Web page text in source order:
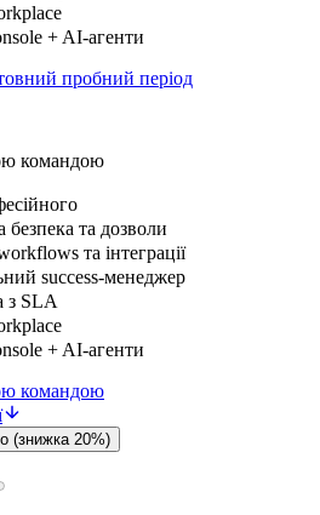
+ AI-агенти
пробний період
командою
та дозволи
та інтеграції
success-менеджер
з SLA
+ AI-агенти
командою
(знижка 20%)